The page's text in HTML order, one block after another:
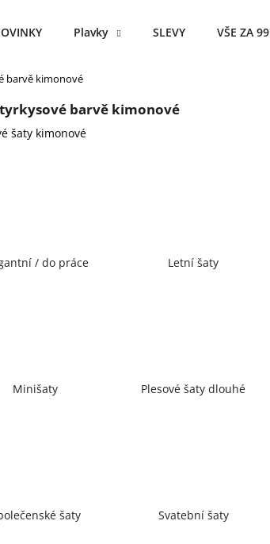
Plavky SLEVY VŠE ZA 99
barvě kimonové
barvě kimonové
šaty kimonové
/ do práce Letní šaty
Minišaty Plesové šaty dlouhé
šaty Svatební šaty
najít?